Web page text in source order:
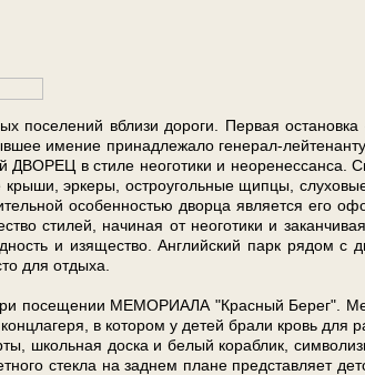
по­се­ле­ний вбли­зи до­ро­ги. Пер­вая
име­ние при­над­ле­жа­ло генерал-
ДВОРЕЦ в сти­ле не­ого­ти­ки и нео­ре­нес­сан­са.
эр­ке­ры, ост­ро­уголь­ные щип­цы,
осо­бен­но­стью двор­ца яв­ля­ет­ся его
сти­лей, на­чи­ная от не­ого­ти­ки и
и изя­ще­ство. Ан­глий­ский парк ря­дом с
для от­ды­ха.
по­се­ще­нии МЕМОРИАЛА "Крас­ный Берег".
в ко­то­ром у де­тей бра­ли кровь для
школь­ная дос­ка и бе­лый ко­раб­лик,
стек­ла на зад­нем пла­не пред­став­ля­ет